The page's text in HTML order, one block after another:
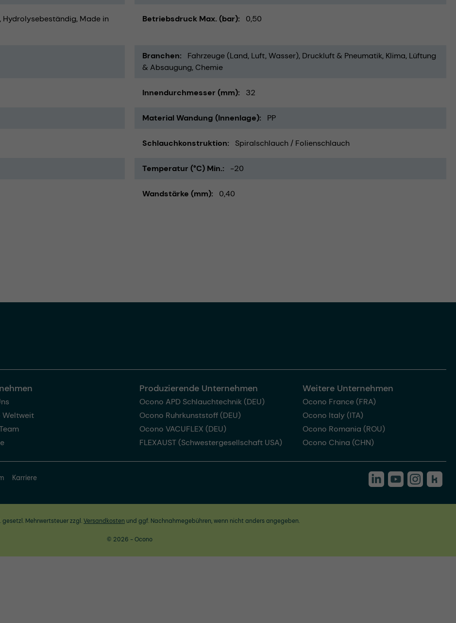
Hydrolysebeständig Made in
Betriebsdruck Max. (bar) 0,50
Branchen Fahrzeuge (Land, Luft, Wasser) Druckluft & Pneumatik Klima, Lüftung
& Absaugung Chemie
Innendurchmesser (mm) 32
Material Wandung (Innenlage) PP
Schlauchkonstruktion Spiralschlauch / Folienschlauch
Temperatur (°C) Min. -20
Wandstärke (mm) 0,40
Weltweit
Produzierende Unternehmen
Ocono APD Schlauchtechnik (DEU)
Ocono Ruhrkunststoff (DEU)
Ocono VACUFLEX (DEU)
FLEXAUST (Schwestergesellschaft USA)
Weitere Unternehmen
Ocono France (FRA)
Ocono Italy (ITA)
Ocono Romania (ROU)
Ocono China (CHN)
Karriere
gesetzl. Mehrwertsteuer zzgl.Versandkosten und ggf. Nachnahmegebühren, wenn nicht anders angegeben.
© 2026 - Ocono